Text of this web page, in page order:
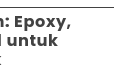
Epoxy,
untuk